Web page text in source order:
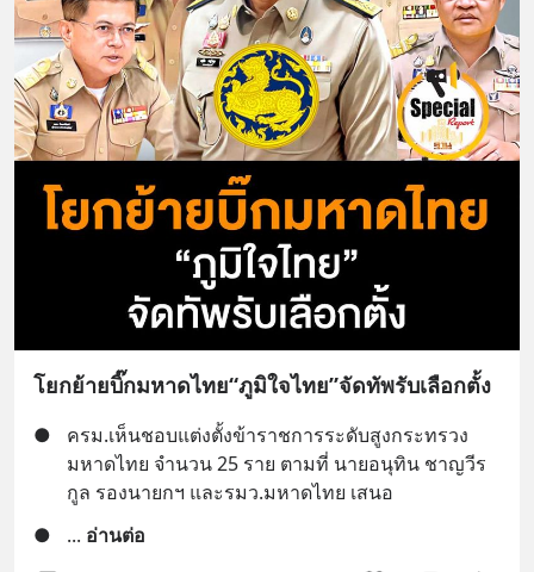
โยกย้ายบิ๊กมหาดไทย“ภูมิใจไทย”จัดทัพรับเลือกตั้ง
●
ครม.เห็นชอบแต่งตั้งข้าราชการระดับสูงกระทรวง
มหาดไทย จำนวน 25 ราย ตามที่ นายอนุทิน ชาญวีร
กูล รองนายกฯ และรมว.มหาดไทย เสนอ
●
... อ่านต่อ